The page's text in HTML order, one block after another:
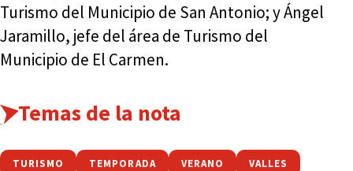
Turismo del Municipio de San Antonio; y Ángel
Jaramillo, jefe del área de Turismo del
Municipio de El Carmen.
Temas de la nota
TURISMO TEMPORADA VERANO VALLES